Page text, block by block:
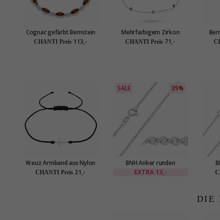
Cognac gefärbt Bernstein
Armband aus Silber
CHANTI Preis 113,-
Mehrfarbigem Zirkon
Armband aus Silber
CHANTI Preis 71,-
Kreuz Armband aus Nylon
und Kreuzanhänger aus
CHANTI Preis 21,-
SALE 35%
BNH Anker runden
Armband aus Silber 17 cm x
EXTRA 13,-
DIE